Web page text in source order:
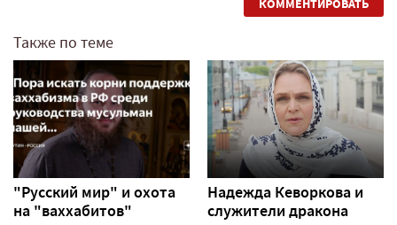
КОММЕНТИРОВАТЬ
Также по теме
"Русский мир" и охота
на "ваххабитов"
Надежда Кеворкова и
служители дракона